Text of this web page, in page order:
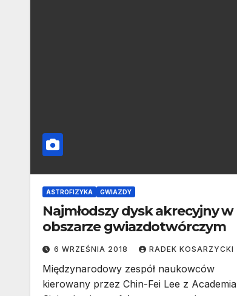
ASTROFIZYKA GWIAZDY
Najmłodszy dysk akrecyjny w
obszarze gwiazdotwórczym
6 WRZEŚNIA 2018 RADEK KOSARZYCKI
Międzynarodowy zespół naukowców
kierowany przez Chin-Fei Lee z Academia